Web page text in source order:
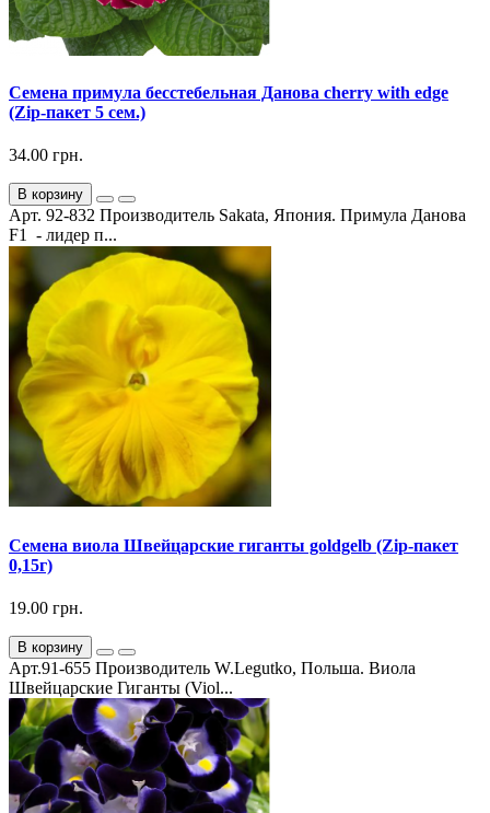
Семена примула бесстебельная Данова cherry with edge
(Zip-пакет 5 сем.)
34.00 грн.
В корзину
Арт. 92-832 Производитель Sakata, Япония. Примула Данова
F1 - лидер п...
Семена виола Швейцарские гиганты goldgelb (Zip-пакет
0,15г)
19.00 грн.
В корзину
Арт.91-655 Производитель W.Legutko, Польша. Виола
Швейцарские Гиганты (Viol...